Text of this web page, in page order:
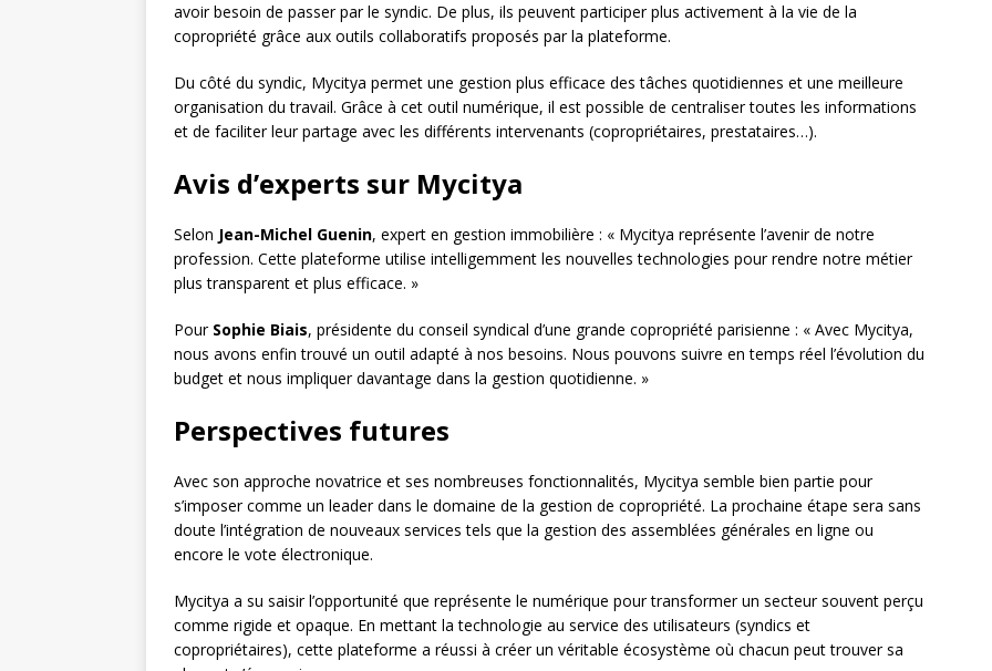
avoir besoin de passer par le syndic. De plus, ils peuvent participer plus activement à la vie de la
copropriété grâce aux outils collaboratifs proposés par la plateforme.
Du côté du syndic, Mycitya permet une gestion plus efficace des tâches quotidiennes et une meilleure
organisation du travail. Grâce à cet outil numérique, il est possible de centraliser toutes les informations
et de faciliter leur partage avec les différents intervenants (copropriétaires, prestataires…).
Avis d’experts sur Mycitya
Selon Jean-Michel Guenin, expert en gestion immobilière : « Mycitya représente l’avenir de notre
profession. Cette plateforme utilise intelligemment les nouvelles technologies pour rendre notre métier
plus transparent et plus efficace. »
Pour Sophie Biais, présidente du conseil syndical d’une grande copropriété parisienne : « Avec Mycitya,
nous avons enfin trouvé un outil adapté à nos besoins. Nous pouvons suivre en temps réel l’évolution du
budget et nous impliquer davantage dans la gestion quotidienne. »
Perspectives futures
Avec son approche novatrice et ses nombreuses fonctionnalités, Mycitya semble bien partie pour
s’imposer comme un leader dans le domaine de la gestion de copropriété. La prochaine étape sera sans
doute l’intégration de nouveaux services tels que la gestion des assemblées générales en ligne ou
encore le vote électronique.
Mycitya a su saisir l’opportunité que représente le numérique pour transformer un secteur souvent perçu
comme rigide et opaque. En mettant la technologie au service des utilisateurs (syndics et
copropriétaires), cette plateforme a réussi à créer un véritable écosystème où chacun peut trouver sa